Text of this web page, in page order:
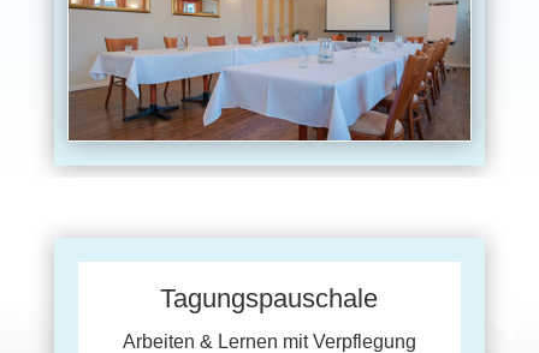
Tagungspauschale
Arbeiten & Lernen mit Verpflegung